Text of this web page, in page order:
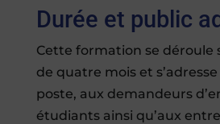
Durée et public
Cette formation se déroule
de quatre mois et
poste, aux demandeurs
étudiants ainsi qu’aux